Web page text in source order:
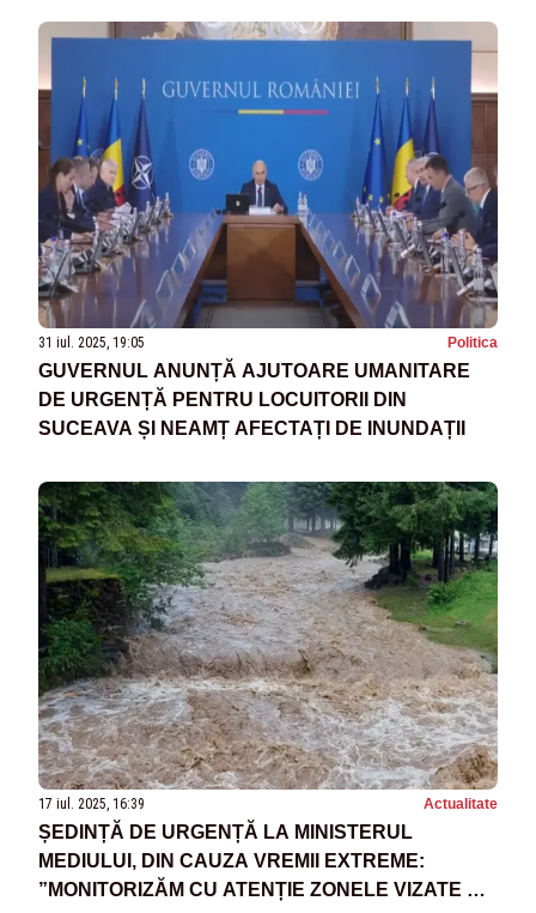
31 iul. 2025, 19:05 Politica
GUVERNUL ANUNȚĂ AJUTOARE UMANITARE
DE URGENȚĂ PENTRU LOCUITORII DIN
SUCEAVA ȘI NEAMȚ AFECTAȚI DE INUNDAȚII
17 iul. 2025, 16:39 Actualitate
ȘEDINȚĂ DE URGENȚĂ LA MINISTERUL
MEDIULUI, DIN CAUZA VREMII EXTREME:
”MONITORIZĂM CU ATENȚIE ZONELE VIZATE DE